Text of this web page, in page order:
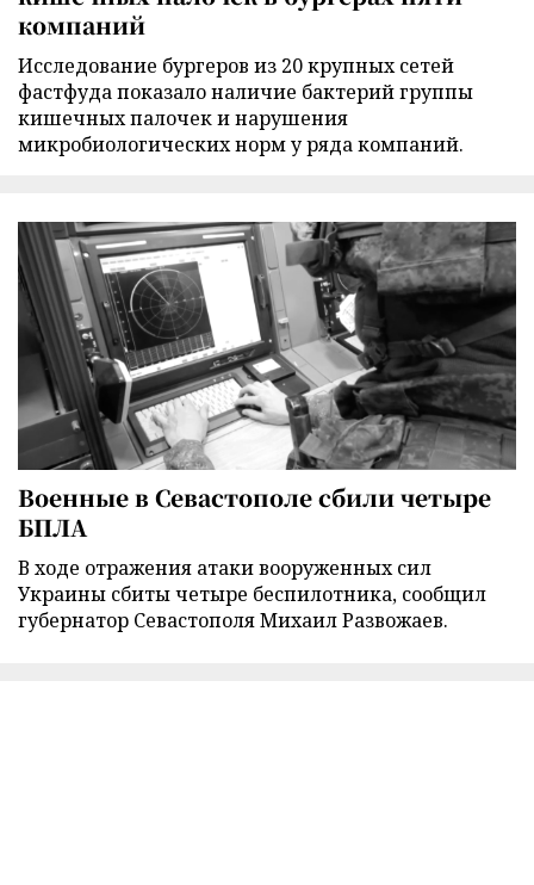
компаний
Исследование бургеров из 20 крупных сетей
фастфуда показало наличие бактерий группы
кишечных палочек и нарушения
микробиологических норм у ряда компаний.
Военные в Севастополе сбили четыре
БПЛА
В ходе отражения атаки вооруженных сил
Украины сбиты четыре беспилотника, сообщил
губернатор Севастополя Михаил Развожаев.